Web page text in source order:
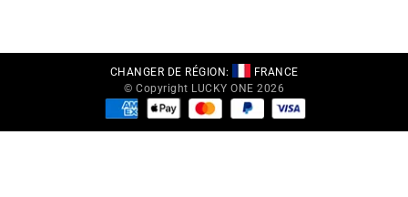
CHANGER DE RÉGION:
FRANCE
© Copyright LUCKY ONE 2026